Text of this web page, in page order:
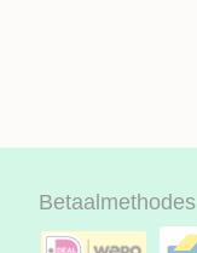
Betaalmethodes